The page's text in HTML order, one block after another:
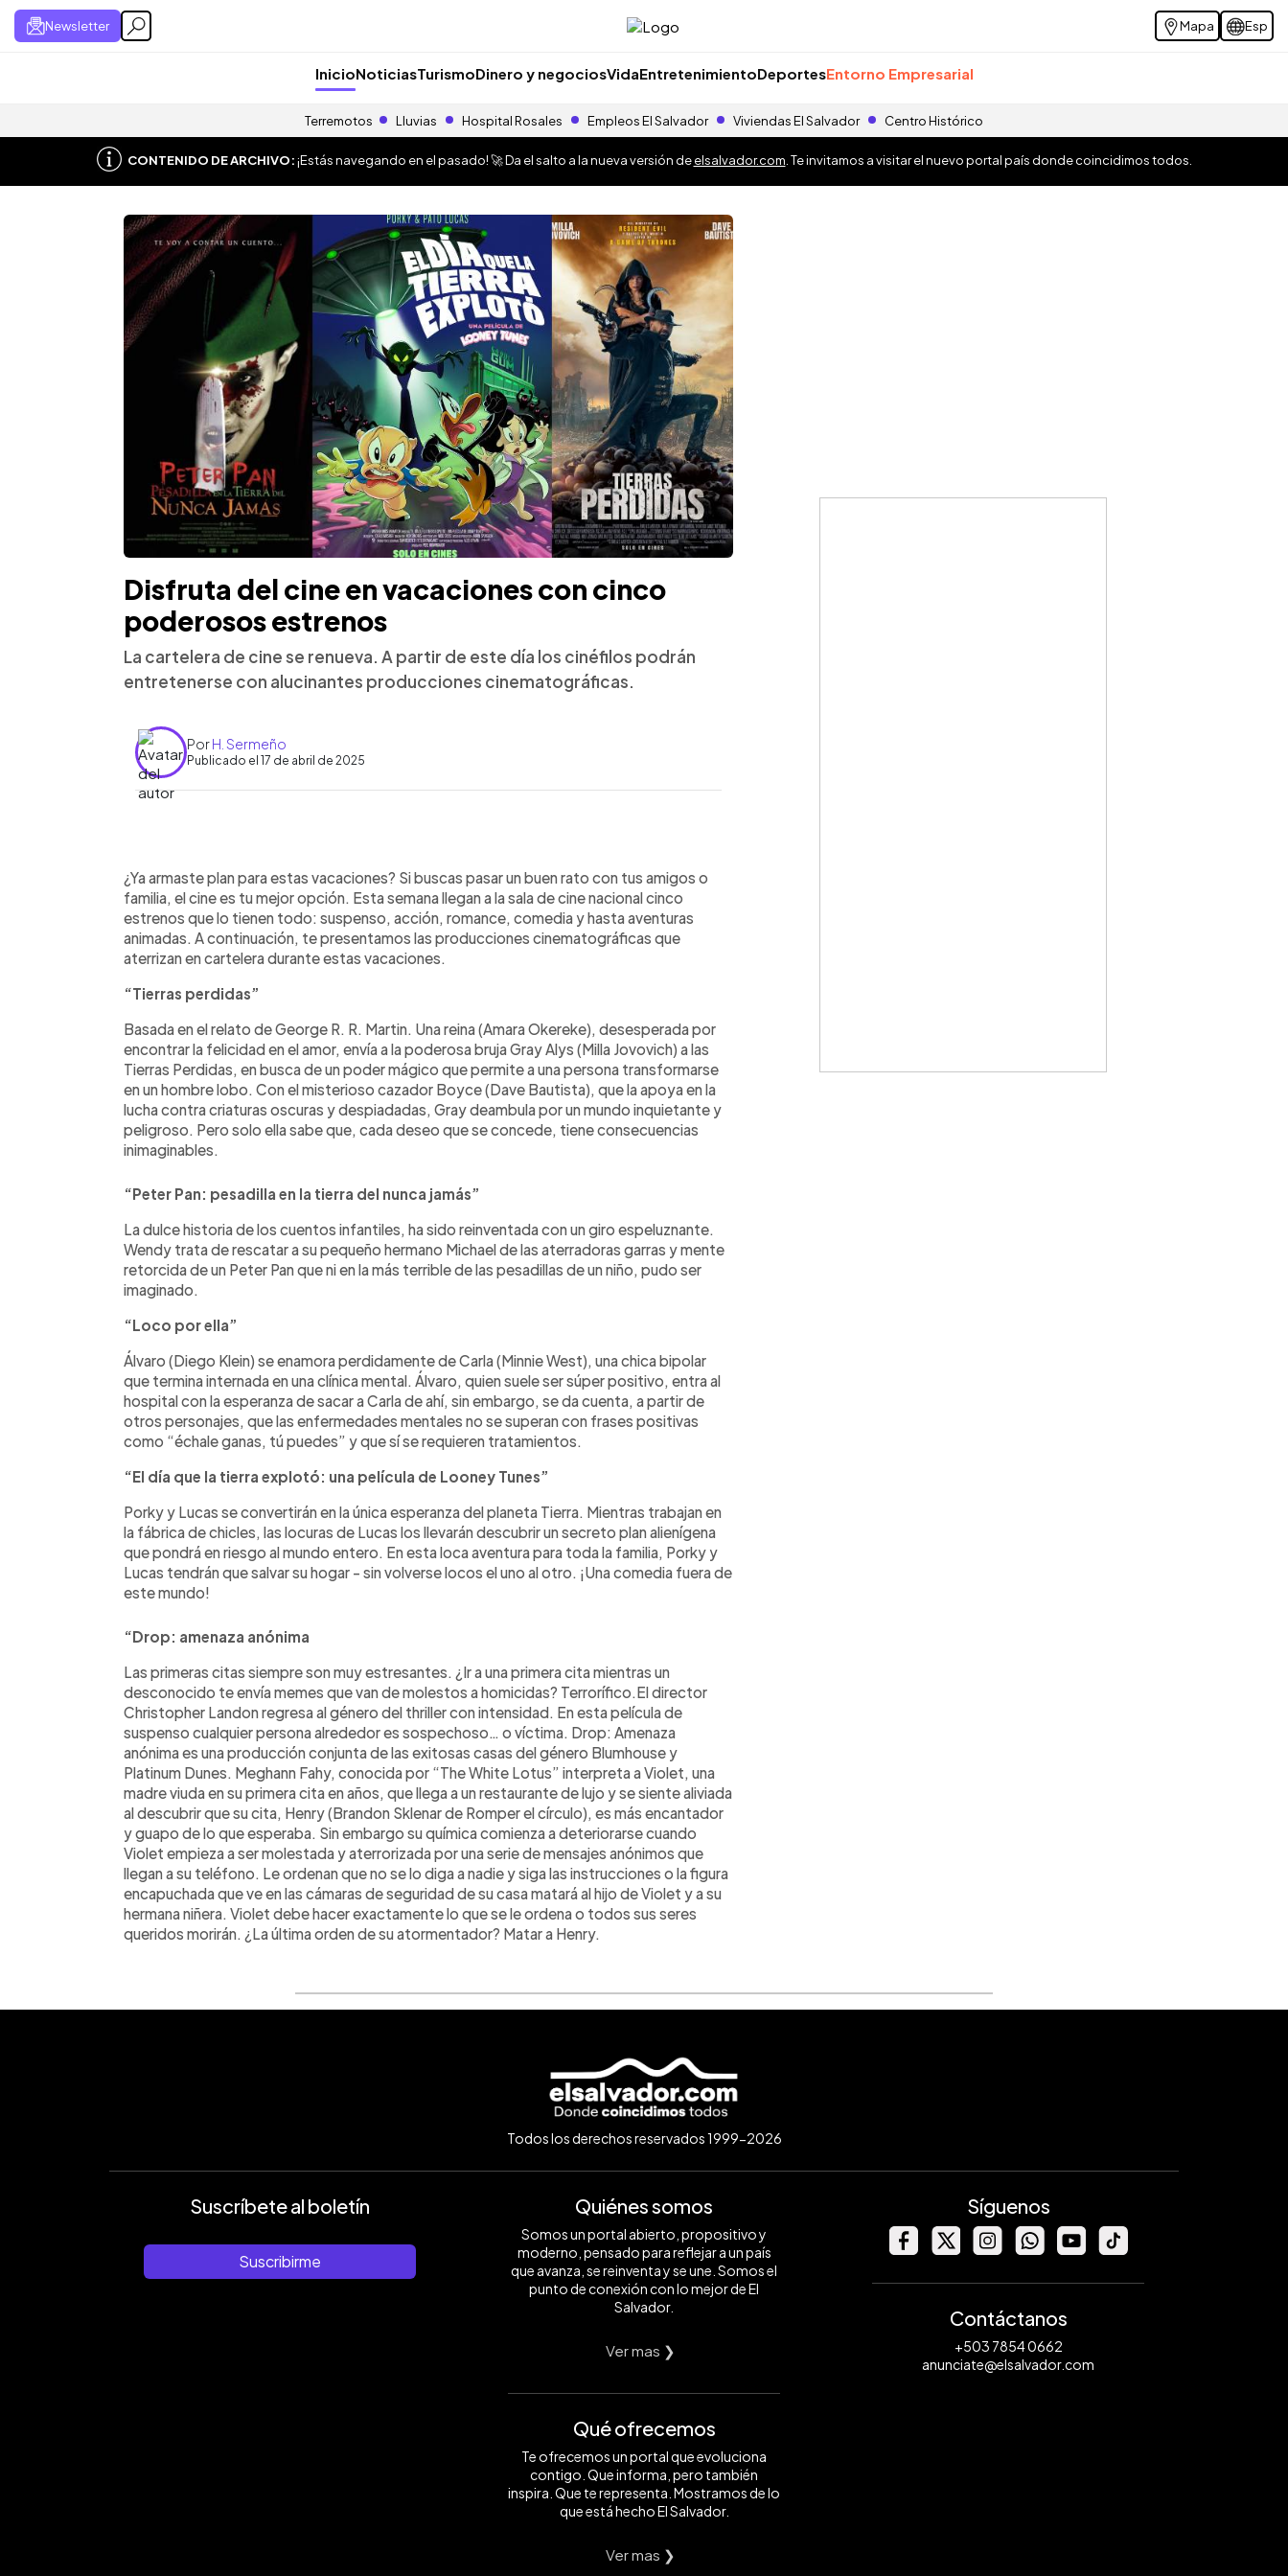
Newsletter Mapa Esp
InicioNoticiasTurismoDinero y negociosVidaEntretenimientoDeportesEntorno Empresarial
Terremotos Lluvias Hospital Rosales Empleos El Salvador Viviendas El Salvador Centro Histórico
CONTENIDO DE ARCHIVO:¡Estás navegando en el pasado! 🚀 Da el salto a la nueva versión deelsalvador.com . Te invitamos a visitar el nuevo portal país donde coincidimos todos.
Disfruta del cine en vacaciones con cinco
poderosos estrenos
La cartelera de cine se renueva. A partir de este día los cinéfilos podrán
entretenerse con alucinantes producciones cinematográficas.
PorH. Sermeño
Publicado el 17 de abril de 2025
► Escuchar artículo
¿Ya armaste plan para estas vacaciones? Si buscas pasar un buen rato con tus amigos o
familia, el cine es tu mejor opción. Esta semana llegan a la sala de cine nacional cinco
estrenos que lo tienen todo: suspenso, acción, romance, comedia y hasta aventuras
animadas. A continuación, te presentamos las producciones cinematográficas que
aterrizan en cartelera durante estas vacaciones.
“Tierras perdidas”
Basada en el relato de George R. R. Martin. Una reina (Amara Okereke), desesperada por
encontrar la felicidad en el amor, envía a la poderosa bruja Gray Alys (Milla Jovovich) a las
Tierras Perdidas, en busca de un poder mágico que permite a una persona transformarse
en un hombre lobo. Con el misterioso cazador Boyce (Dave Bautista), que la apoya en la
lucha contra criaturas oscuras y despiadadas, Gray deambula por un mundo inquietante y
peligroso. Pero solo ella sabe que, cada deseo que se concede, tiene consecuencias
inimaginables.
“Peter Pan: pesadilla en la tierra del nunca jamás”
La dulce historia de los cuentos infantiles, ha sido reinventada con un giro espeluznante.
Wendy trata de rescatar a su pequeño hermano Michael de las aterradoras garras y mente
retorcida de un Peter Pan que ni en la más terrible de las pesadillas de un niño, pudo ser
imaginado.
“Loco por ella”
Álvaro (Diego Klein) se enamora perdidamente de Carla (Minnie West), una chica bipolar
que termina internada en una clínica mental. Álvaro, quien suele ser súper positivo, entra al
hospital con la esperanza de sacar a Carla de ahí, sin embargo, se da cuenta, a partir de
otros personajes, que las enfermedades mentales no se superan con frases positivas
como “échale ganas, tú puedes” y que sí se requieren tratamientos.
“El día que la tierra explotó: una película de Looney Tunes”
Porky y Lucas se convertirán en la única esperanza del planeta Tierra. Mientras trabajan en
la fábrica de chicles, las locuras de Lucas los llevarán descubrir un secreto plan alienígena
que pondrá en riesgo al mundo entero. En esta loca aventura para toda la familia, Porky y
Lucas tendrán que salvar su hogar - sin volverse locos el uno al otro. ¡Una comedia fuera de
este mundo!
“Drop: amenaza anónima
Las primeras citas siempre son muy estresantes. ¿Ir a una primera cita mientras un
desconocido te envía memes que van de molestos a homicidas? Terrorífico.El director
Christopher Landon regresa al género del thriller con intensidad. En esta película de
suspenso cualquier persona alrededor es sospechoso… o víctima. Drop: Amenaza
anónima es una producción conjunta de las exitosas casas del género Blumhouse y
Platinum Dunes. Meghann Fahy, conocida por “The White Lotus” interpreta a Violet, una
madre viuda en su primera cita en años, que llega a un restaurante de lujo y se siente aliviada
al descubrir que su cita, Henry (Brandon Sklenar de Romper el círculo), es más encantador
y guapo de lo que esperaba. Sin embargo su química comienza a deteriorarse cuando
Violet empieza a ser molestada y aterrorizada por una serie de mensajes anónimos que
llegan a su teléfono. Le ordenan que no se lo diga a nadie y siga las instrucciones o la figura
encapuchada que ve en las cámaras de seguridad de su casa matará al hijo de Violet y a su
hermana niñera. Violet debe hacer exactamente lo que se le ordena o todos sus seres
queridos morirán. ¿La última orden de su atormentador? Matar a Henry.
Todos los derechos reservados 1999-2026
Suscríbete al boletín
Suscribirme
Quiénes somos
Somos un portal abierto, propositivo y
moderno, pensado para reflejar a un país
que avanza, se reinventa y se une. Somos el
punto de conexión con lo mejor de El
Salvador.
Ver mas ❯
Qué ofrecemos
Te ofrecemos un portal que evoluciona
contigo. Que informa, pero también
inspira. Que te representa. Mostramos de lo
que está hecho El Salvador.
Ver mas ❯
Síguenos
Contáctanos
+503 7854 0662
anunciate@elsalvador.com